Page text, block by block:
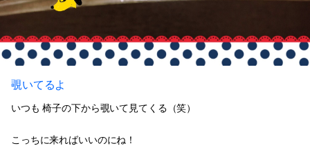
覗いてるよ
いつも 椅子の下から覗いて見てくる（笑）
こっちに来ればいいのにね！